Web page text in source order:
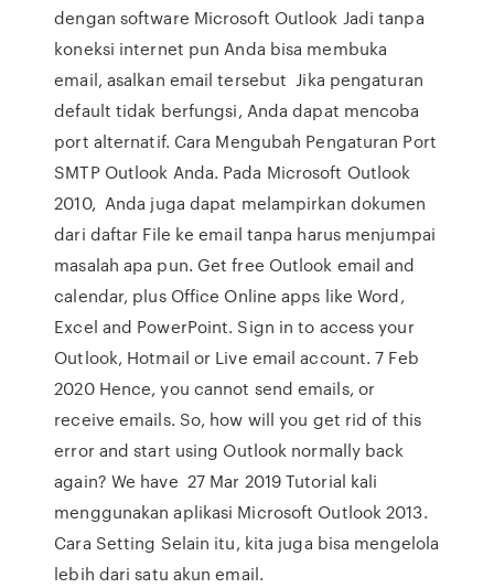
dengan software Microsoft Outlook Jadi tanpa
koneksi internet pun Anda bisa membuka
email, asalkan email tersebut Jika pengaturan
default tidak berfungsi, Anda dapat mencoba
port alternatif. Cara Mengubah Pengaturan Port
SMTP Outlook Anda. Pada Microsoft Outlook
2010, Anda juga dapat melampirkan dokumen
dari daftar File ke email tanpa harus menjumpai
masalah apa pun. Get free Outlook email and
calendar, plus Office Online apps like Word,
Excel and PowerPoint. Sign in to access your
Outlook, Hotmail or Live email account. 7 Feb
2020 Hence, you cannot send emails, or
receive emails. So, how will you get rid of this
error and start using Outlook normally back
again? We have 27 Mar 2019 Tutorial kali
menggunakan aplikasi Microsoft Outlook 2013.
Cara Setting Selain itu, kita juga bisa mengelola
lebih dari satu akun email.